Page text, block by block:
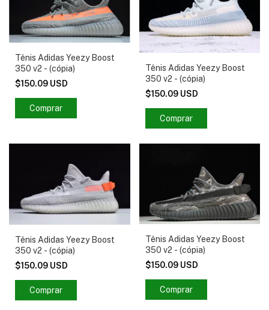
Tênis Adidas Yeezy Boost
350 v2 - (cópia)
$150.09 USD
Comprar
Tênis Adidas Yeezy Boost
350 v2 - (cópia)
$150.09 USD
Comprar
Tênis Adidas Yeezy Boost
350 v2 - (cópia)
$150.09 USD
Comprar
Tênis Adidas Yeezy Boost
350 v2 - (cópia)
$150.09 USD
Comprar